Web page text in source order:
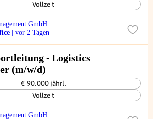
Vollzeit
GmbH
| vor 2 Tagen
- Logistics
(m/w/d)
€ 90.000 jährl.
Vollzeit
GmbH